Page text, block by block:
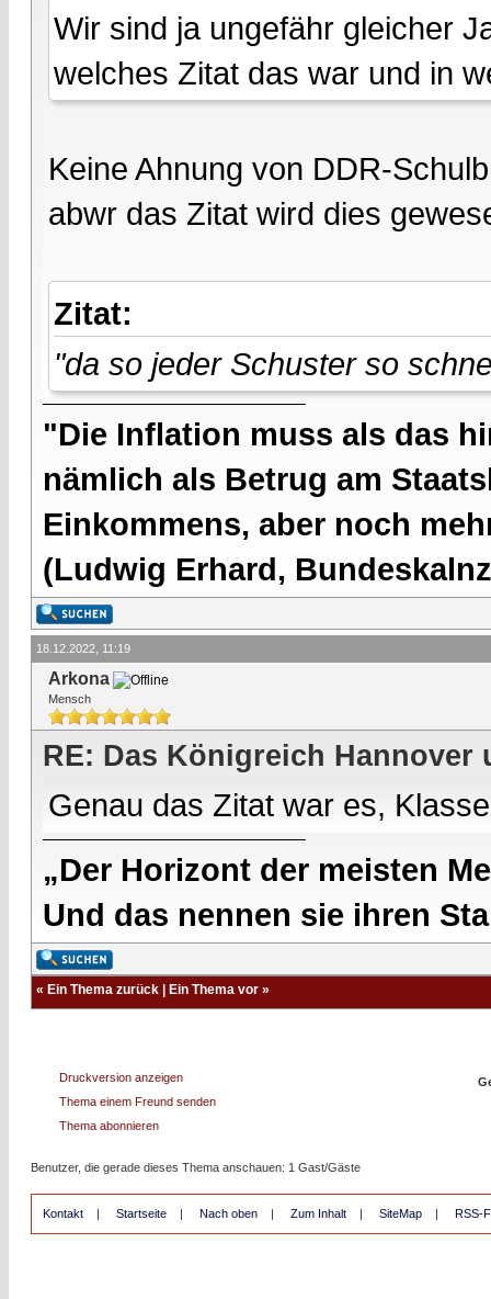
Wir sind ja ungefähr gleicher
welches Zitat das war und in
Keine Ahnung von DDR-
abwr das Zitat wird dies
Zitat:
"da so jeder Schuster so
"Die Inflation muss als das
nämlich als Betrug am
Einkommens, aber noch
(Ludwig Erhard,
18.12.2022, 11:19
Arkona
Mensch
RE: Das Königreich Hannover
Genau das Zitat war es,
„Der Horizont der meisten
Und das nennen sie ihren
« Ein Thema zurück Ein Thema vor »
Druckversion anzeigen
Thema einem Freund senden
Thema abonnieren
Benutzer, die gerade dieses Thema anschauen: 1 Gast/Gäste
Kontakt | Startseite | Nach oben | Zum Inhalt | SiteMap | RSS-